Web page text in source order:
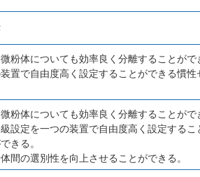
粉体についても効率良く分離することが
置で自由度高く設定することができる慣
粉体についても効率良く分離することが
設定を一つの装置で自由度高く設定する
きる。
間の選別性を向上させることができる。